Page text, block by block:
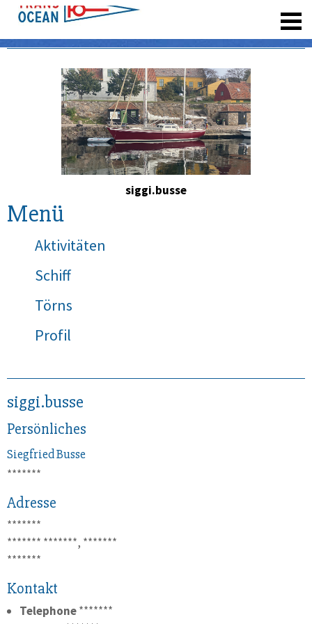
siggi.busse
Menü
Aktivitäten
Schiff
Törns
Profil
siggi.busse
Persönliches
SiegfriedBusse
*******
Adresse
*******
******* *******, *******
*******
Kontakt
Telephone*******